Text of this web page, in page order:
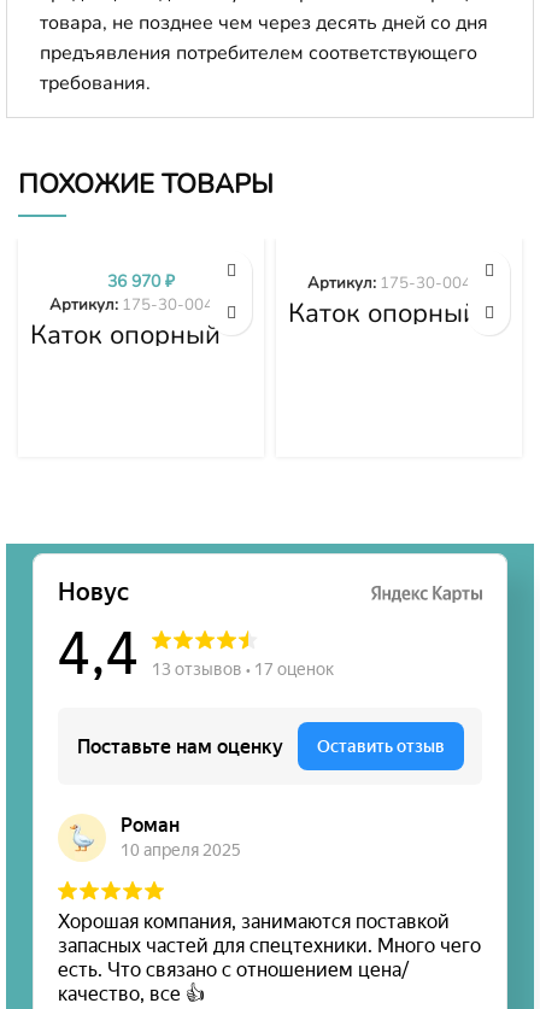
товара, не позднее чем через десять дней со дня
предъявления потребителем соответствующего
требования.
ПОХОЖИЕ ТОВАРЫ
Каток опорный
двубортный 175-
Артикул: 175-30-00499
36 970₽
Каток опорный
двубортный 175-
Артикул: 175-30-00498